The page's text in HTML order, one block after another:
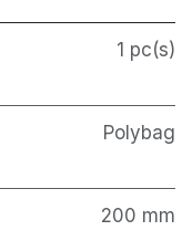
1 pc(s)
Polybag
200 mm